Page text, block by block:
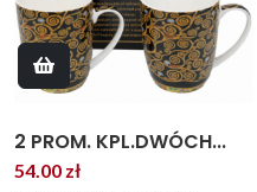
2 PROM. KPL.DWÓCH...
54.00 zł